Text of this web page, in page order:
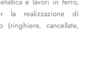
la realizzazione di
(ringhiere, cancellate,